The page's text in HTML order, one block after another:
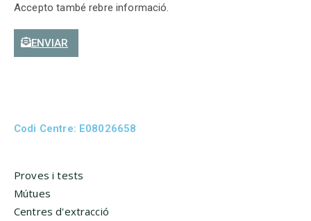
Accepto també rebre informació.
ENVIAR
Codi Centre: E08026658
Proves i tests
Mútues
Centres d'extracció